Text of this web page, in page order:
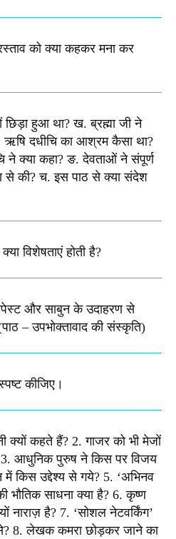
को क्या कहकर मना कर
हुआ था? ख. ब्रह्मा जी ने
ऋषि दधीचि का आश्रम कैसा था?
ने क्या कहा? ङ. देवताओं ने संपूर्ण
से की? च. इस पाठ से क्या संदेश
विशेषताएं होती है?​
और साबुन के उदाहरण से
– उपभोक्तावाद की संस्कृति)
कीजिए।​
क्यों कहते हैं? 2. गाजर को भी मेजों
3. आधुनिक पुरुष ने किस पर विजय
में किस उद्देश्य से गये? 5. ‘अभिनव
भौतिक साधना क्या है? 6. कृष्ण
नाराज़ है? 7. ‘सोशल नेटवर्किंग’
8. लेखक कमरा छोड़कर जाने का